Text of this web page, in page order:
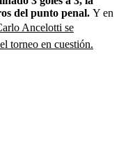
del punto penal. Y en
Ancelotti se
torneo en cuestión.